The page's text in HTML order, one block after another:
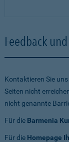
Feedback
Kontaktieren Sie
Seiten nicht
nicht genannte
Für die Barmenia
Für die Homepage